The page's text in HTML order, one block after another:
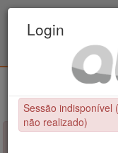
Metalúrgica e de
NÃO FOI POSSÍVEL
Login
Sessão indisponível
não realizado)